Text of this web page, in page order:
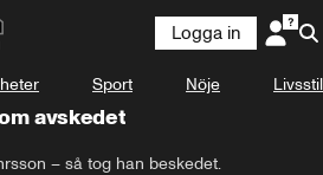
Logga in
Sport Nöje Livsstil
avskedet
– så tog han beskedet.